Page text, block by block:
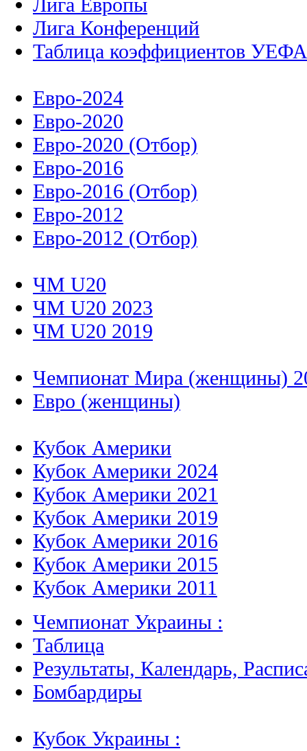
Лига Европы
Лига Конференций
Таблица коэффициентов УЕФА
Евро-2024
Евро-2020
Евро-2020 (Отбор)
Евро-2016
Евро-2016 (Отбор)
Евро-2012
Евро-2012 (Отбор)
ЧМ U20
ЧМ U20 2023
ЧМ U20 2019
Чемпионат Мира (женщины)
Евро (женщины)
Кубок Америки
Кубок Америки 2024
Кубок Америки 2021
Кубок Америки 2019
Кубок Америки 2016
Кубок Америки 2015
Кубок Америки 2011
Чемпионат Украины :
Таблица
Результаты, Календарь,
Бомбардиры
Кубок Украины :